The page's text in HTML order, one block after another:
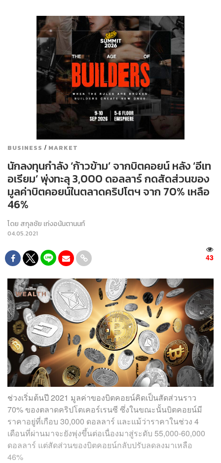
BUSINESS / MARKET
นักลงทุนกำลัง ‘ก้าวข้าม’ จากบิตคอยน์ หลัง ‘อีเท
อเรียม’ พุ่งทะลุ 3,000 ดอลลาร์ กดสัดส่วนของ
มูลค่าบิตคอยน์ในตลาดคริปโตฯ จาก 70% เหลือ
46%
โดย สกุลชัย เก่งอนันตานนท์
04.05.2021
43
ช่วงเริ่มต้นปี 2021 มูลค่าของบิตคอยน์คิดเป็นสัดส่วนราว
70% ของตลาดคริปโตเคอร์เรนซี ซึ่งในขณะนั้นบิตคอยน์มี
ราคาอยู่ที่เกือบ 30,000 ดอลลาร์ และแม้ว่าราคาในช่วง 4
เดือนที่ผ่านมาจะยังพุ่งขึ้นต่อเนื่องมาสู่ระดับ 55,000-60,000
ดอลลาร์ แต่สัดส่วนของบิตคอยน์กลับปรับลดลงมาเหลือ
46%